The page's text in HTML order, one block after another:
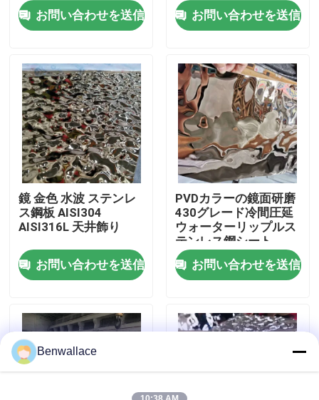
製品
ビデオ
わたしたち に つい て
工場ツアー
品質管理
連絡 ください
事件
引金 を 求め て ください
お問い合わせを送信
お問い合わせを送信
鏡 金色 水波 ステンレ
ス鋼板 AISI304
AISI316L 天井飾り
お問い合わせを送信
PVDカラーの鏡面研磨
430グレード冷間圧延
ウォーターリップルス
テンレス鋼シート
お問い合わせを送信
Benwallace